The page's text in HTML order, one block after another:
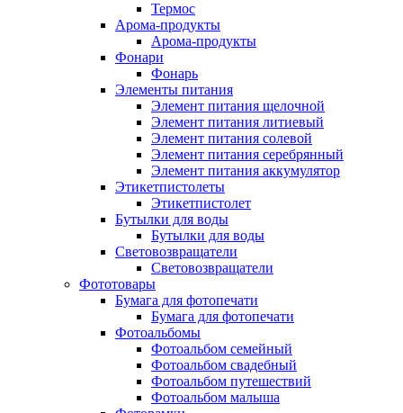
Термос
Арома-продукты
Арома-продукты
Фонари
Фонарь
Элементы питания
Элемент питания щелочной
Элемент питания литиевый
Элемент питания солевой
Элемент питания серебрянный
Элемент питания аккумулятор
Этикетпистолеты
Этикетпистолет
Бутылки для воды
Бутылки для воды
Световозвращатели
Световозвращатели
Фототовары
Бумага для фотопечати
Бумага для фотопечати
Фотоальбомы
Фотоальбом семейный
Фотоальбом свадебный
Фотоальбом путешествий
Фотоальбом малыша